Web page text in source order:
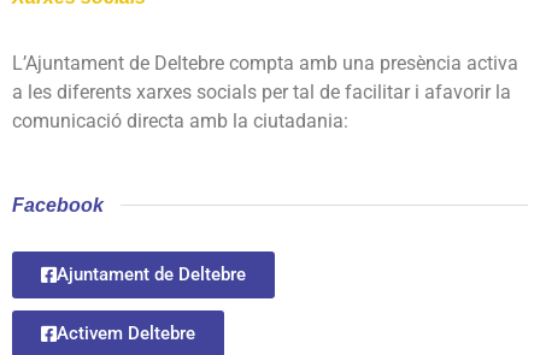
L’Ajuntament de Deltebre compta amb una presència activa
a les diferents xarxes socials per tal de facilitar i afavorir la
comunicació directa amb la ciutadania:
Facebook
Ajuntament de Deltebre
Activem Deltebre